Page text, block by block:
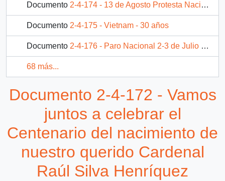
Documento 2-4-174 - 13 de Agosto Protesta Nacional: porque la Derecha, los empresarios y el Gobierno son cómplices en los abusos y las promesas no cumplidas
Documento 2-4-175 - Vietnam - 30 años
Documento 2-4-176 - Paro Nacional 2-3 de Julio por la demanda de Chile
68 más...
Documento 2-4-172 - Vamos
juntos a celebrar el
Centenario del nacimiento de
nuestro querido Cardenal
Raúl Silva Henríquez